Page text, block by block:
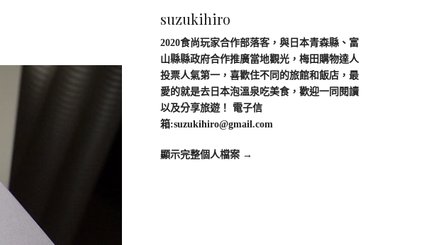
suzukihiro
2020食尚玩家合作部落客，與日本青森縣、富
山縣縣政府合作推廣當地觀光，梅田購物達人
投票人氣第一，喜歡住不同的旅館和飯店，最
愛的就是去日本泡溫泉吃美食，歡迎一同閱讀
以及分享旅遊！ 電子信
箱:suzukihiro@gmail.com
顯示完整個人檔案 →